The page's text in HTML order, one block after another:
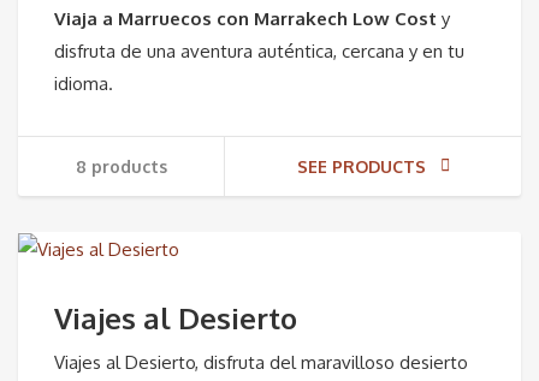
Viaja a Marruecos con Marrakech Low Cost y
disfruta de una aventura auténtica, cercana y en tu
idioma.
8 products SEE PRODUCTS
Viajes al Desierto
Viajes al Desierto, disfruta del maravilloso desierto